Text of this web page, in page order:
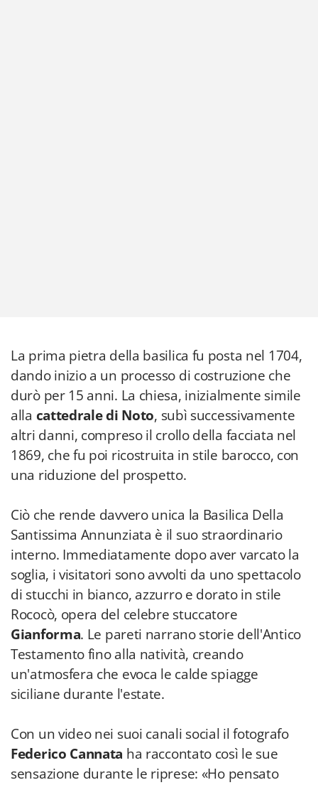
La prima pietra della basilica fu posta nel 1704,
dando inizio a un processo di costruzione che
durò per 15 anni. La chiesa, inizialmente simile
alla cattedrale di Noto, subì successivamente
altri danni, compreso il crollo della facciata nel
1869, che fu poi ricostruita in stile barocco, con
una riduzione del prospetto.
Ciò che rende davvero unica la Basilica Della
Santissima Annunziata è il suo straordinario
interno. Immediatamente dopo aver varcato la
soglia, i visitatori sono avvolti da uno spettacolo
di stucchi in bianco, azzurro e dorato in stile
Rococò, opera del celebre stuccatore
Gianforma. Le pareti narrano storie dell'Antico
Testamento fino alla natività, creando
un'atmosfera che evoca le calde spiagge
siciliane durante l'estate.
Con un video nei suoi canali social il fotografo
Federico Cannata ha raccontato così le sue
sensazione durante le riprese: «Ho pensato